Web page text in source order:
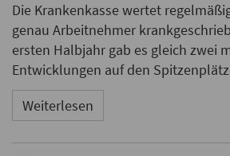
Die Krankenkasse wertet
genau Arbeitnehmer
ersten Halbjahr gab es gleich zwei
Entwicklungen auf den
Weiterlesen